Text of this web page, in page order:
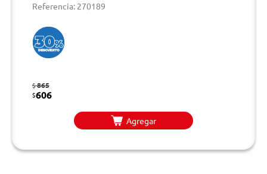
Referencia: 270189
$865
$606
Agregar